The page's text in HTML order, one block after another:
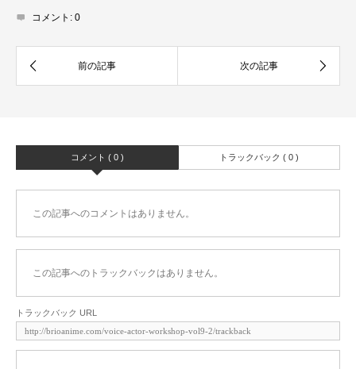
コメント: 0
コメント ( 0 ) トラックバック ( 0 )
この記事へのコメントはありません。
この記事へのトラックバックはありません。
トラックバック URL